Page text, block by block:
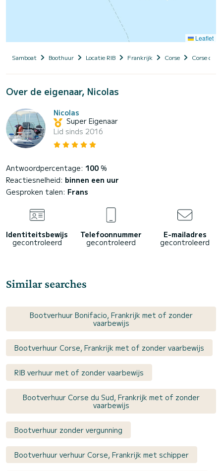
Leaflet
Samboat Boothuur Locatie RIB Frankrijk Corse Corse du
Over de eigenaar, Nicolas
Nicolas
Super Eigenaar
Lid sinds 2016
Antwoordpercentage: 100 %
Reactiesnelheid: binnen een uur
Gesproken talen: Frans
Identiteitsbewijs
gecontroleerd
Telefoonnummer
gecontroleerd
E-mailadres
gecontroleerd
Similar searches
Bootverhuur Bonifacio, Frankrijk met of zonder
vaarbewijs
Bootverhuur Corse, Frankrijk met of zonder vaarbewijs
RIB verhuur met of zonder vaarbewijs
Bootverhuur Corse du Sud, Frankrijk met of zonder
vaarbewijs
Bootverhuur zonder vergunning
Bootverhuur verhuur Corse, Frankrijk met schipper